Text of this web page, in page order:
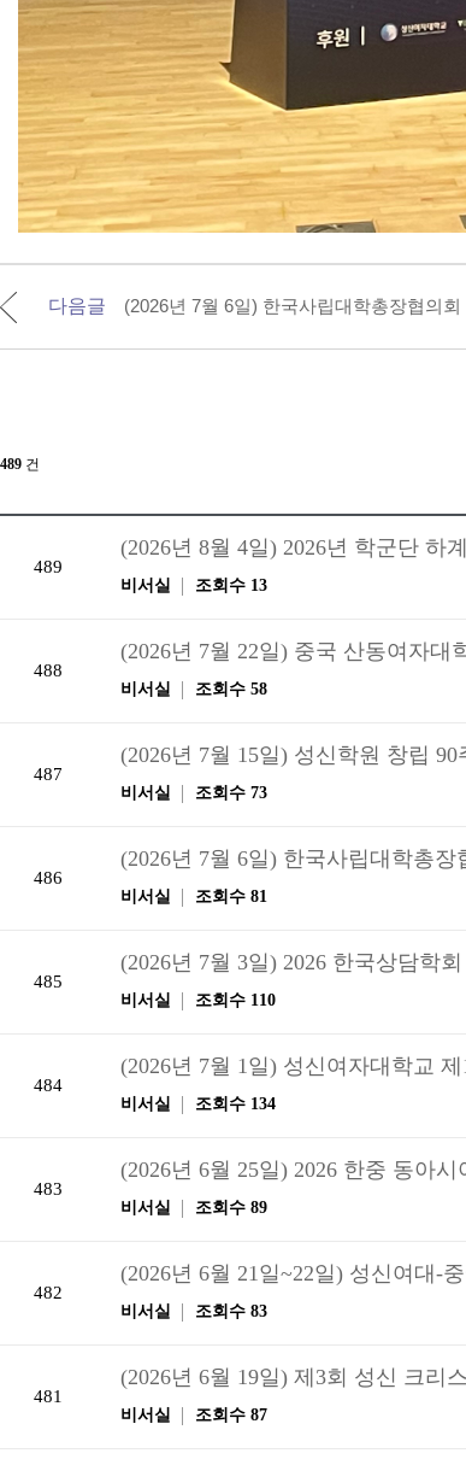
다음글 (2026년 7월 6일) 한국사립대학총장협의회
489 건
489
(2026년 8월 4일) 2026년 학군단 하
비서실 조회수 13
488
(2026년 7월 22일) 중국 산동여자대
비서실 조회수 58
487
(2026년 7월 15일) 성신학원 창립
비서실 조회수 73
486
(2026년 7월 6일) 한국사립대학총
비서실 조회수 81
485
(2026년 7월 3일) 2026 한국상담학
비서실 조회수 110
484
(2026년 7월 1일) 성신여자대학교
비서실 조회수 134
483
(2026년 6월 25일) 2026 한중 동아
비서실 조회수 89
482
(2026년 6월 21일~22일) 성신여대-
비서실 조회수 83
481
(2026년 6월 19일) 제3회 성신 크리
비서실 조회수 87